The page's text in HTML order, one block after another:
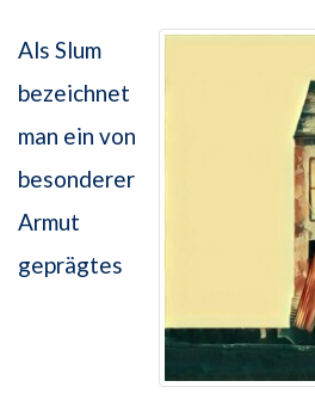
Als Slum
bezeichnet
man ein von
besonderer
Armut
geprägtes